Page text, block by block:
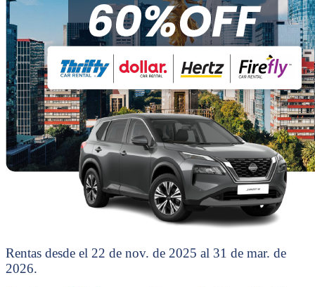
Rentas desde el 22 de nov. de 2025 al 31 de mar. de
2026.